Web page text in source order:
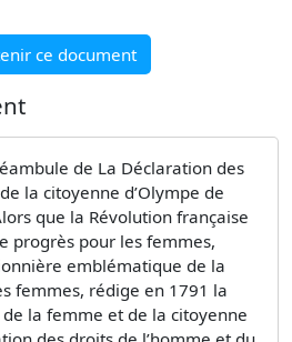
ce document
de La Déclaration des
la citoyenne d’Olympe de
que la Révolution française
progrès pour les femmes,
emblématique de la
femmes, rédige en 1791 la
la femme et de la citoyenne